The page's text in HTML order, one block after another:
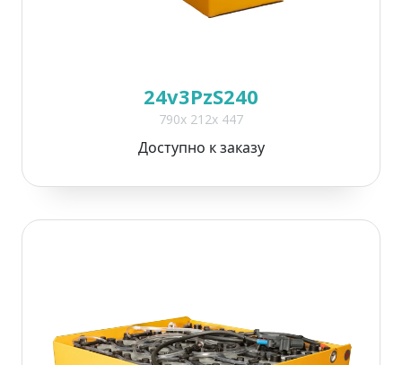
24v3PzS240
790x 212x 447
Доступно к заказу